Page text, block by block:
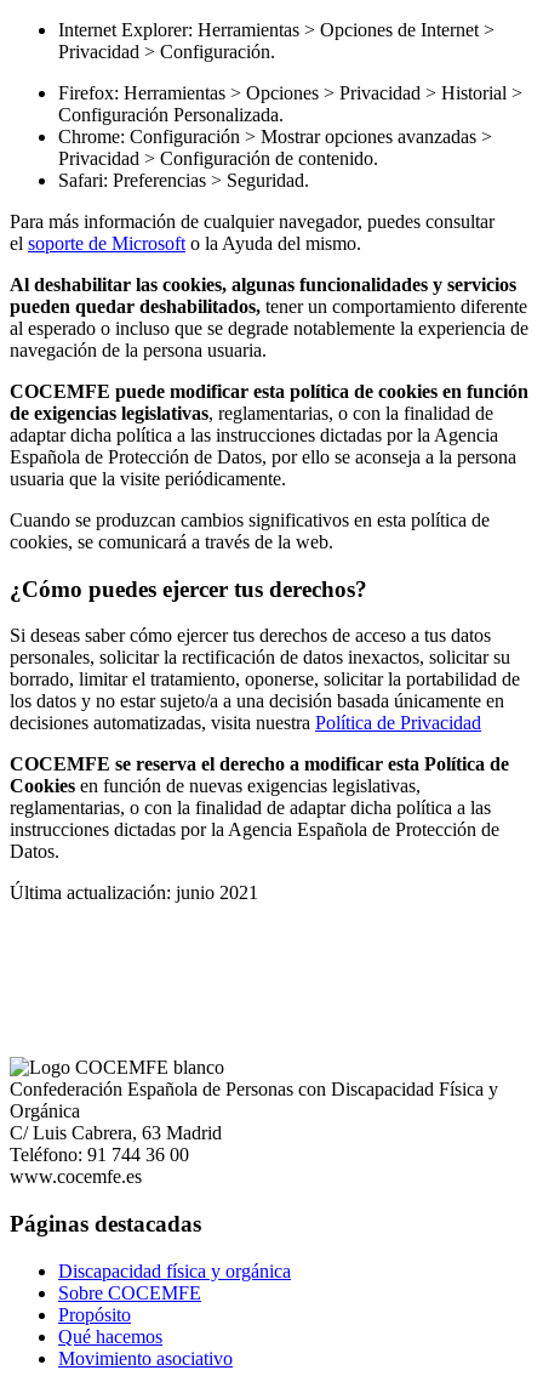
Internet Explorer: Herramientas > Opciones de Internet >
Privacidad > Configuración.
Firefox: Herramientas > Opciones > Privacidad > Historial >
Configuración Personalizada.
Chrome: Configuración > Mostrar opciones avanzadas >
Privacidad > Configuración de contenido.
Safari: Preferencias > Seguridad.
Para más información de cualquier navegador, puedes consultar
el soporte de Microsoft o la Ayuda del mismo.
Al deshabilitar las cookies, algunas funcionalidades y servicios
pueden quedar deshabilitados, tener un comportamiento diferente
al esperado o incluso que se degrade notablemente la experiencia de
navegación de la persona usuaria.
COCEMFE puede modificar esta política de cookies en función
de exigencias legislativas, reglamentarias, o con la finalidad de
adaptar dicha política a las instrucciones dictadas por la Agencia
Española de Protección de Datos, por ello se aconseja a la persona
usuaria que la visite periódicamente.
Cuando se produzcan cambios significativos en esta política de
cookies, se comunicará a través de la web.
¿Cómo puedes ejercer tus derechos?
Si deseas saber cómo ejercer tus derechos de acceso a tus datos
personales, solicitar la rectificación de datos inexactos, solicitar su
borrado, limitar el tratamiento, oponerse, solicitar la portabilidad de
los datos y no estar sujeto/a a una decisión basada únicamente en
decisiones automatizadas, visita nuestra Política de Privacidad
COCEMFE se reserva el derecho a modificar esta Política de
Cookies en función de nuevas exigencias legislativas,
reglamentarias, o con la finalidad de adaptar dicha política a las
instrucciones dictadas por la Agencia Española de Protección de
Datos.
Última actualización: junio 2021
Confederación Española de Personas con Discapacidad Física y
Orgánica
C/ Luis Cabrera, 63 Madrid
Teléfono: 91 744 36 00
www.cocemfe.es
Páginas destacadas
Discapacidad física y orgánica
Sobre COCEMFE
Propósito
Qué hacemos
Movimiento asociativo